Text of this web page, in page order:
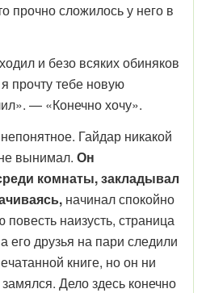
прочно сложилось у него в
и безо всяких обиняков
прочту тебе новую
— «Ко­нечно хочу».
Гайдар никакой
вынимал. Он
комнаты, закладывал
начинал спокойно
повесть наизусть, страница
его друзья на пари следили
книге, но он ни
Дело здесь конечно